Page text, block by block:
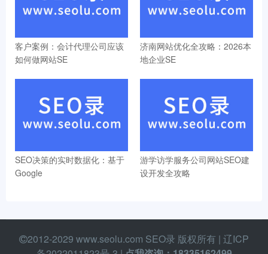
客户案例：会计代理公司应该
如何做网站SE
济南网站优化全攻略：2026本
地企业SE
SEO决策的实时数据化：基于
Google
游学访学服务公司网站SEO建
设开发全攻略
2012-2029 www.seolu.com SEO录 版权所有 | 辽ICP